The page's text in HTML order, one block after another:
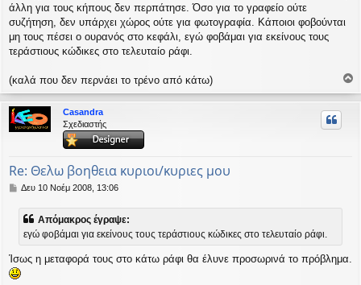
άλλη για τους κήπους δεν περπάτησε. Όσο για το γραφείο ούτε
συζήτηση, δεν υπάρχει χώρος ούτε για φωτογραφία. Κάποιοι φοβούνται
μη τους πέσει ο ουρανός στο κεφάλι, εγώ φοβάμαι για εκείνους τους
τεράστιους κώδικες στο τελευταίο ράφι.
(καλά που δεν περνάει το τρένο από κάτω)
ρ
Casandra
Σχεδιαστής
Re: Θελω βοηθεια κυριοι/κυριες μου
Δ
μ
σ
ε
υ
Δευ 10 Νοέμ 2008, 13:06
Απόμακρος έγραψε:
εγώ φοβάμαι για εκείνους τους τεράστιους κώδικες στο τελευταίο ράφι.
Ίσως η μεταφορά τους στο κάτω ράφι θα έλυνε προσωρινά το πρόβλημα.